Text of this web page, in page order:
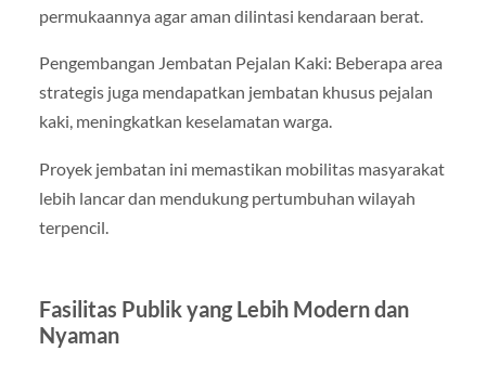
permukaannya agar aman dilintasi kendaraan berat.
Pengembangan Jembatan Pejalan Kaki: Beberapa area
strategis juga mendapatkan jembatan khusus pejalan
kaki, meningkatkan keselamatan warga.
Proyek jembatan ini memastikan mobilitas masyarakat
lebih lancar dan mendukung pertumbuhan wilayah
terpencil.
Fasilitas Publik yang Lebih Modern dan
Nyaman